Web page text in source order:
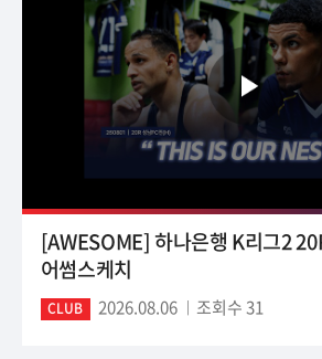
[AWESOME] 하나은행 K리그2
어썸스케치
CLUB 2026.08.06 조회수 31